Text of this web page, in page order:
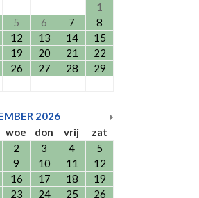
1
5 6 7
8
12 13 14
15
19 20 21
22
26 27 28
29
2026
woe don vrij
zat
2 3 4
5
9 10 11
12
16 17 18
19
23 24 25
26